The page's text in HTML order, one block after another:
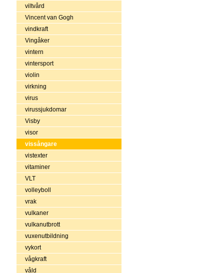
viltvård
Vincent van Gogh
vindkraft
Vingåker
vintern
vintersport
violin
virkning
virus
virussjukdomar
Visby
visor
vissångare
vistexter
vitaminer
VLT
volleyboll
vrak
vulkaner
vulkanutbrott
vuxenutbildning
vykort
vågkraft
våld